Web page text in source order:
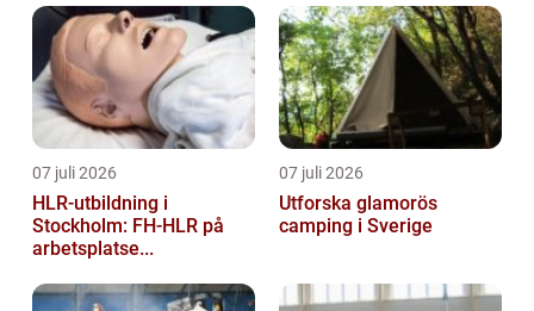
07 juli 2026
HLR-utbildning i
Stockholm: FH-HLR på
arbetsplatse...
07 juli 2026
Utforska glamorös
camping i Sverige